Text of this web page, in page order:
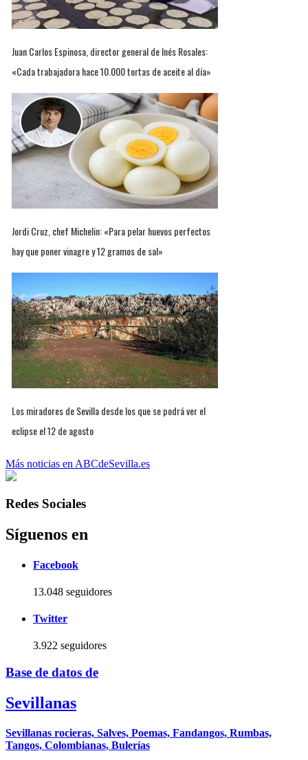
Juan Carlos Espinosa, director general de Inés Rosales:
«Cada trabajadora hace 10.000 tortas de aceite al día»
Jordi Cruz, chef Michelin: «Para pelar huevos perfectos
hay que poner vinagre y 12 gramos de sal»
Los miradores de Sevilla desde los que se podrá ver el
eclipse el 12 de agosto
Más noticias en ABCdeSevilla.es
Redes Sociales
Síguenos en
Facebook
13.048 seguidores
Twitter
3.922 seguidores
Base de datos de
Sevillanas
Sevillanas rocieras, Salves, Poemas, Fandangos, Rumbas,
Tangos, Colombianas, Bulerías